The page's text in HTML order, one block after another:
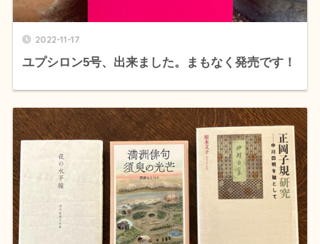
2022-11-17
ユプシロン5号、出来ました。まもなく発売です！